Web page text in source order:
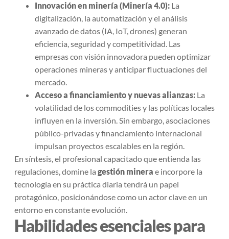
Innovación en minería (Minería 4.0): La
digitalización, la automatización y el análisis
avanzado de datos (IA, IoT, drones) generan
eficiencia, seguridad y competitividad. Las
empresas con visión innovadora pueden optimizar
operaciones mineras y anticipar fluctuaciones del
mercado.
Acceso a financiamiento y nuevas alianzas: La
volatilidad de los commodities y las políticas locales
influyen en la inversión. Sin embargo, asociaciones
público-privadas y financiamiento internacional
impulsan proyectos escalables en la región.
En síntesis, el profesional capacitado que entienda las
regulaciones, domine la gestión minera e incorpore la
tecnología en su práctica diaria tendrá un papel
protagónico, posicionándose como un actor clave en un
entorno en constante evolución.
Habilidades esenciales para